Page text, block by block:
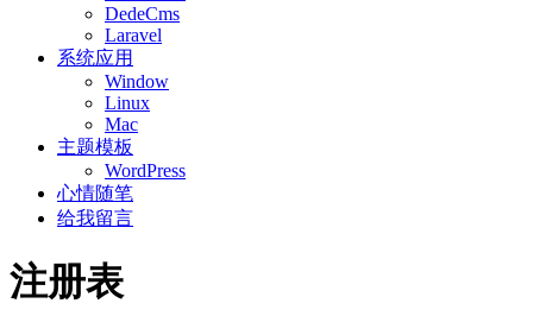
DedeCms
Laravel
系统应用
Window
Linux
Mac
主题模板
WordPress
心情随笔
给我留言
注册表